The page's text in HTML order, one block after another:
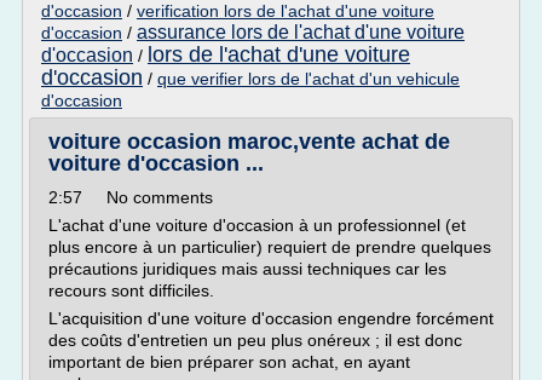
d'occasion / verification lors de l'achat d'une voiture
d'occasion / assurance lors de l'achat d'une voiture
d'occasion / lors de l'achat d'une voiture
d'occasion / que verifier lors de l'achat d'un vehicule
d'occasion
voiture occasion maroc,vente achat de
voiture d'occasion ...
2:57 No comments
L'achat d'une voiture d'occasion à un professionnel (et
plus encore à un particulier) requiert de prendre quelques
précautions juridiques mais aussi techniques car les
recours sont difficiles.
L'acquisition d'une voiture d'occasion engendre forcément
des coûts d'entretien un peu plus onéreux ; il est donc
important de bien préparer son achat, en ayant